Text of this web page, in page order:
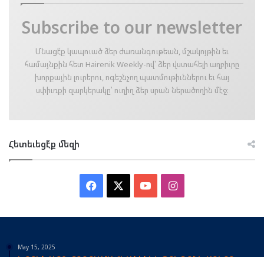
Subscribe to our newsletter
Մնացէ՛ք կապուած ձեր ժառանգութեան, մշակոյթին եւ
համայնքին հետ Hairenik Weekly-ով՝ ձեր վստահելի աղբիւրը
խորքային լուրերու, ոգեշնչող պատմութիւններու եւ հայ
սփիւռքի զարկերակը՝ ուղիղ ձեր սրան ներածողին մէջ։
Հետեւեցէ՛ք մեզի
Facebook YouTubeInstagram
May 15, 2025